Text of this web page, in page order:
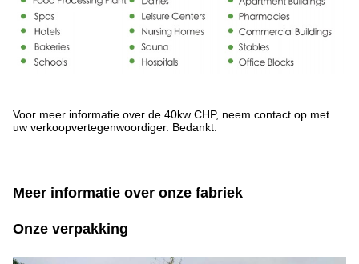
Voor meer informatie over de 40kw CHP, neem contact op met
uw verkoopvertegenwoordiger. Bedankt.
Meer informatie over onze fabriek
Onze verpakking